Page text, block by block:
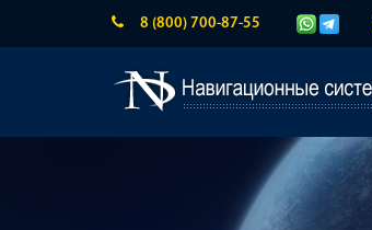
8 (800) 700-87-55